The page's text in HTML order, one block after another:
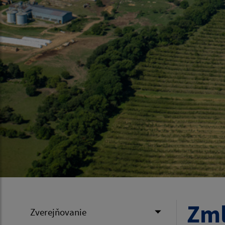
Zverejňovanie